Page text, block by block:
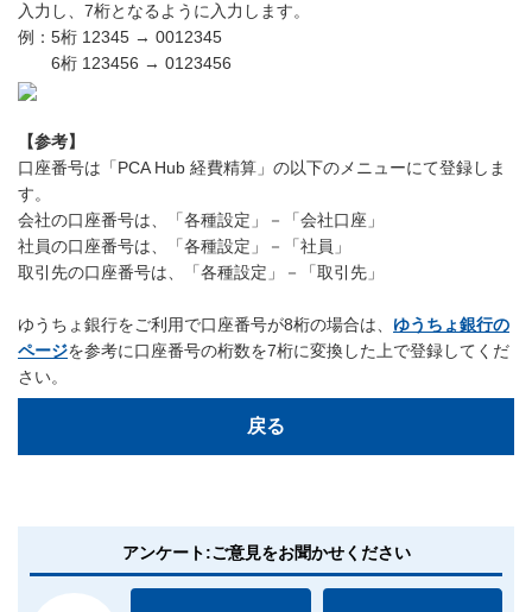
入力し、7桁となるように入力します。
例：5桁 12345 → 0012345
6桁 123456 → 0123456
【参考】
口座番号は「PCA Hub 経費精算」の以下のメニューにて登録しま
す。
会社の口座番号は、「各種設定」－「会社口座」
社員の口座番号は、「各種設定」－「社員」
取引先の口座番号は、「各種設定」－「取引先」
ゆうちょ銀行をご利用で口座番号が8桁の場合は、 ゆうちょ銀行の
ページを参考に口座番号の桁数を7桁に変換した上で登録してくだ
さい。
戻る
アンケート:ご意見をお聞かせください